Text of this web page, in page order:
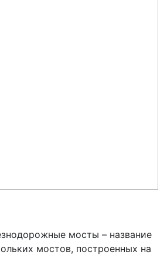
мосты – название
мостов, построенных на